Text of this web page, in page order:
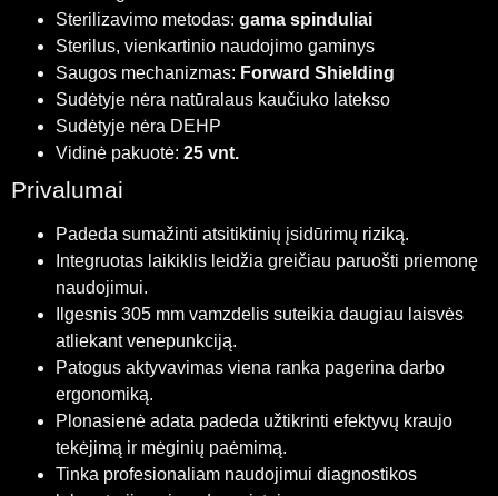
Sterilizavimo metodas: gama spinduliai
Sterilus, vienkartinio naudojimo gaminys
Saugos mechanizmas: Forward Shielding
Sudėtyje nėra natūralaus kaučiuko latekso
Sudėtyje nėra DEHP
Vidinė pakuotė: 25 vnt.
Privalumai
Padeda sumažinti atsitiktinių įsidūrimų riziką.
Integruotas laikiklis leidžia greičiau paruošti priemonę
naudojimui.
Ilgesnis 305 mm vamzdelis suteikia daugiau laisvės
atliekant venepunkciją.
Patogus aktyvavimas viena ranka pagerina darbo
ergonomiką.
Plonasienė adata padeda užtikrinti efektyvų kraujo
tekėjimą ir mėginių paėmimą.
Tinka profesionaliam naudojimui diagnostikos